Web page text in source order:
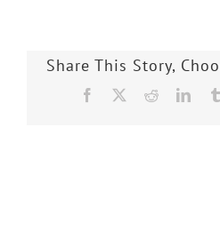
Share This Story,
Facebook Reddit